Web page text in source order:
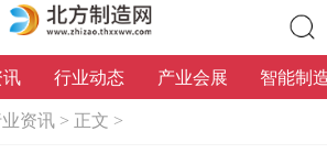
搜索
行业动态 产业会展 智能制
资讯 > 正文 >